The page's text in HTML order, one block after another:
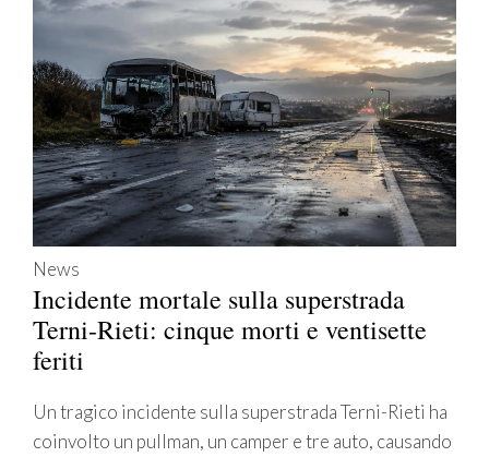
News
Incidente mortale sulla superstrada
Terni-Rieti: cinque morti e ventisette
feriti
Un tragico incidente sulla superstrada Terni-Rieti ha
coinvolto un pullman, un camper e tre auto, causando